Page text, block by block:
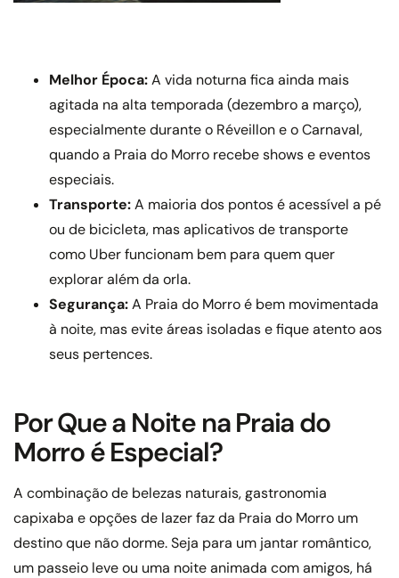
Melhor Época:A vida noturna fica ainda mais
agitada na alta temporada (dezembro a março),
especialmente durante o Réveillon e o Carnaval,
quando a Praia do Morro recebe shows e eventos
especiais.
Transporte:A maioria dos pontos é acessível a pé
ou de bicicleta, mas aplicativos de transporte
como Uber funcionam bem para quem quer
explorar além da orla.
Segurança:A Praia do Morro é bem movimentada
à noite, mas evite áreas isoladas e fique atento aos
seus pertences.
Por Que a Noite na Praia do
Morro é Especial?
A combinação de belezas naturais, gastronomia
capixaba e opções de lazer faz da Praia do Morro um
destino que não dorme. Seja para um jantar romântico,
um passeio leve ou uma noite animada com amigos, há